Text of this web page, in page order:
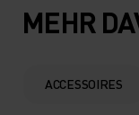
5°
MEHR
ACCESSOIRES